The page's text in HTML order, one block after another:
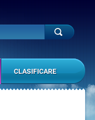
CLASIFICARE